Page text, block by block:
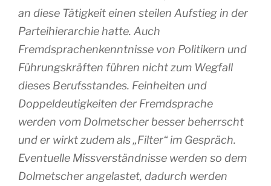
an diese Tätigkeit einen steilen Aufstieg in der
Parteihierarchie hatte. Auch
Fremdsprachenkenntnisse von Politikern und
Führungskräften führen nicht zum Wegfall
dieses Berufsstandes. Feinheiten und
Doppeldeutigkeiten der Fremdsprache
werden vom Dolmetscher besser beherrscht
und er wirkt zudem als „Filter“ im Gespräch.
Eventuelle Missverständnisse werden so dem
Dolmetscher angelastet, dadurch werden